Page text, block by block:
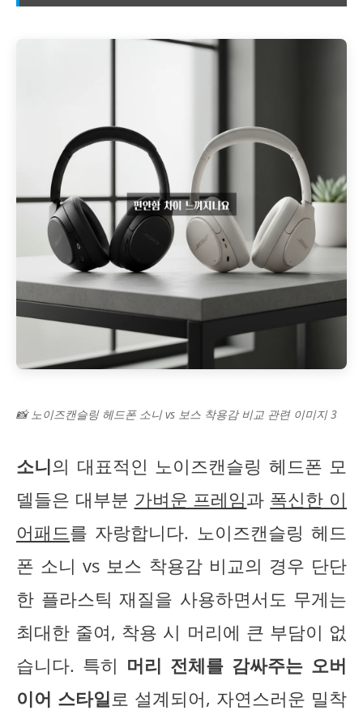
📸 노이즈캔슬링 헤드폰 소니 vs 보스 착용감 비교 관련 이미지 3
소니의 대표적인 노이즈캔슬링 헤드폰 모
델들은 대부분 가벼운 프레임과 폭신한 이
어패드를 자랑합니다. 노이즈캔슬링 헤드
폰 소니 vs 보스 착용감 비교의 경우 단단
한 플라스틱 재질을 사용하면서도 무게는
최대한 줄여, 착용 시 머리에 큰 부담이 없
습니다. 특히 머리 전체를 감싸주는 오버
이어 스타일로 설계되어, 자연스러운 밀착